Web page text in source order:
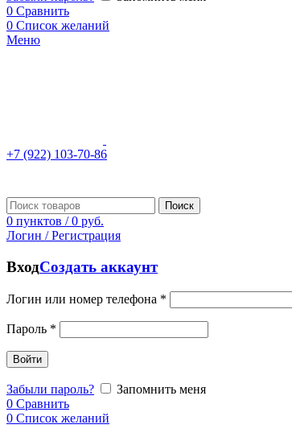
0 Сравнить
0 Список желаний
Меню
+7 (922) 103-70-86
Поиск
0 пунктов / 0 руб.
Логин / Регистрация
ВходСоздать аккаунт
Логин или номер телефона *
Пароль *
Войти
Забыли пароль?
Запомнить меня
0 Сравнить
0 Список желаний